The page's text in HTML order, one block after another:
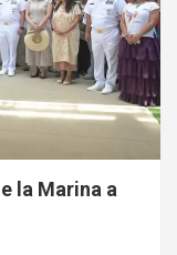
la Marina a